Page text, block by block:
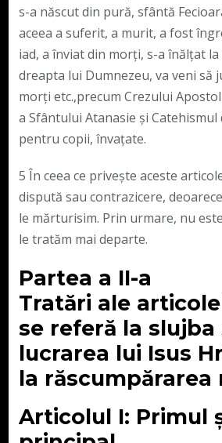
s-a născut din pură, sfântă
aceea a suferit, a murit, a fost
iad, a înviat din morți, s-a înălțat la
dreapta lui Dumnezeu, va veni să
morți etc.,precum Crezului
a Sfântului Atanasie și Catehismul
pentru copii, învațate.
5 În ceea ce privește aceste
dispută sau contrazicere,
le mărturisim. Prin urmare, nu
le tratăm mai departe.
Partea a II-a
Tratări ale
se referă la slujba
lucrarea lui Isus
la răscumpărarea
Articolul I: Primul